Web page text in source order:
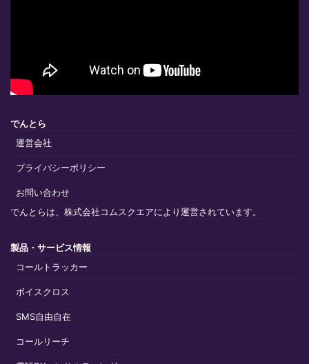
でんとら
運営会社
プライバシーポリシー
お問い合わせ
でんとらは、株式会社コムスクエアにより運営されています。
製品・サービス情報
コールトラッカー
ボイスクロス
SMS自由自在
コールリーチ